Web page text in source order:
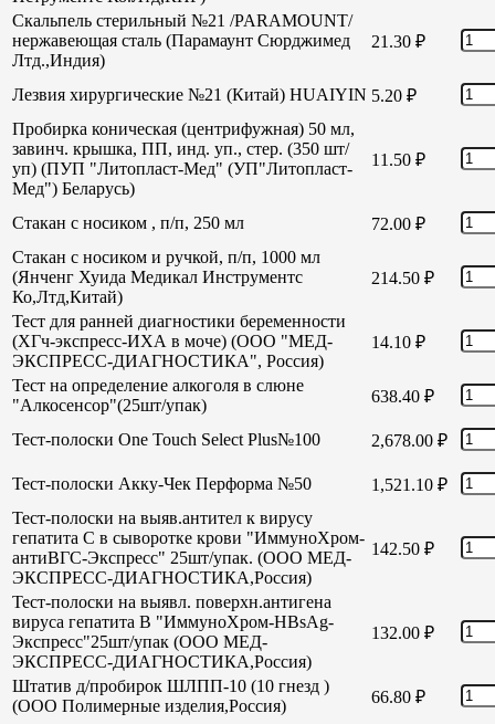
Скальпель стерильный №21 /PARAMOUNT/
нержавеющая сталь (Парамаунт Сюрджимед
Лтд.,Индия)
21.30 ₽
Лезвия хирургические №21 (Китай) HUAIYIN 5.20 ₽
Пробирка коническая (центрифужная) 50 мл,
завинч. крышка, ПП, инд. уп., стер. (350 шт/
уп) (ПУП "Литопласт-Мед" (УП"Литопласт-
Мед") Беларусь)
11.50 ₽
Стакан с носиком , п/п, 250 мл 72.00 ₽
Стакан с носиком и ручкой, п/п, 1000 мл
(Янченг Хуида Медикал Инструментс
Ко,Лтд,Китай)
214.50 ₽
Тест для ранней диагностики беременности
(ХГч-экспресс-ИХА в моче) (ООО "МЕД-
ЭКСПРЕСС-ДИАГНОСТИКА", Россия)
14.10 ₽
Тест на определение алкоголя в слюне
"Алкосенсор"(25шт/упак)
638.40 ₽
Тест-полоски One Touch Select Plus№100 2,678.00 ₽
Тест-полоски Акку-Чек Перформа №50 1,521.10 ₽
Тест-полоски на выяв.антител к вирусу
гепатита С в сыворотке крови "ИммуноХром-
антиВГС-Экспресс" 25шт/упак. (ООО МЕД-
ЭКСПРЕСС-ДИАГНОСТИКА,Россия)
142.50 ₽
Тест-полоски на выявл. поверхн.антигена
вируса гепатита В "ИммуноХром-HBsAg-
Экспресс"25шт/упак (ООО МЕД-
ЭКСПРЕСС-ДИАГНОСТИКА,Россия)
132.00 ₽
Штатив д/пробирок ШЛПП-10 (10 гнезд )
(ООО Полимерные изделия,Россия)
66.80 ₽